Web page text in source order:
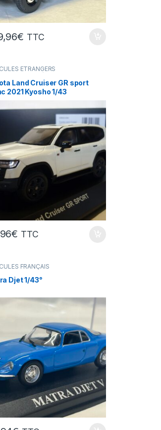
€ TTC
ÉTRANGERS
...)
Land Cruiser GR sport
2021 Kyosho 1/43
€ TTC
FRANÇAIS
Djet 1/43°